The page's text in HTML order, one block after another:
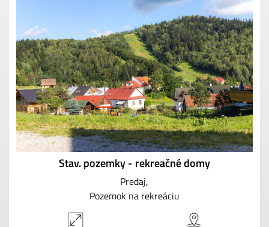
Stav. pozemky - rekreačné domy
Predaj
Pozemok na rekreáciu